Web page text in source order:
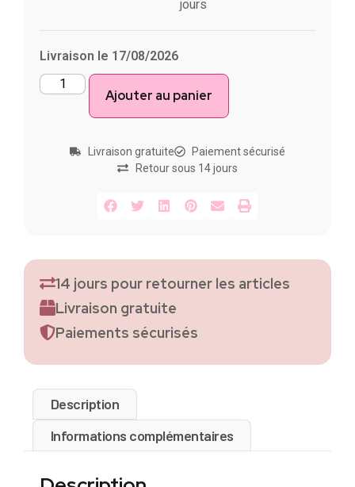
jours
Livraison le 17/08/2026
Ajouter au panier
Livraison gratuite
Paiement sécurisé
Retour sous 14 jours
14 jours pour retourner les articles
Livraison gratuite
Paiements sécurisés
Description
Informations complémentaires